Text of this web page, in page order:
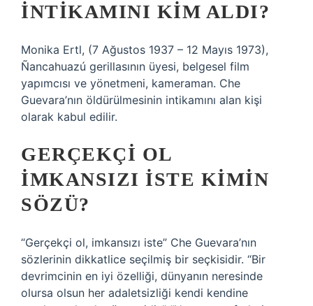
INTIKAMINI KIM ALDI?
Monika Ertl, (7 Ağustos 1937 – 12 Mayıs 1973),
Ñancahuazú gerillasının üyesi, belgesel film
yapımcısı ve yönetmeni, kameraman. Che
Guevara’nın öldürülmesinin intikamını alan kişi
olarak kabul edilir.
GERÇEKÇI OL
IMKANSIZI ISTE KIMIN
SÖZÜ?
“Gerçekçi ol, imkansızı iste” Che Guevara’nın
sözlerinin dikkatlice seçilmiş bir seçkisidir. “Bir
devrimcinin en iyi özelliği, dünyanın neresinde
olursa olsun her adaletsizliği kendi kendine